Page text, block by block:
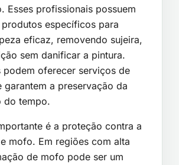
Esses profissionais possuem
específicos para
eficaz, removendo sujeira,
sem danificar a pintura.
podem oferecer serviços de
garantem a preservação da
do tempo.
é a proteção contra a
mofo. Em regiões com alta
de mofo pode ser um